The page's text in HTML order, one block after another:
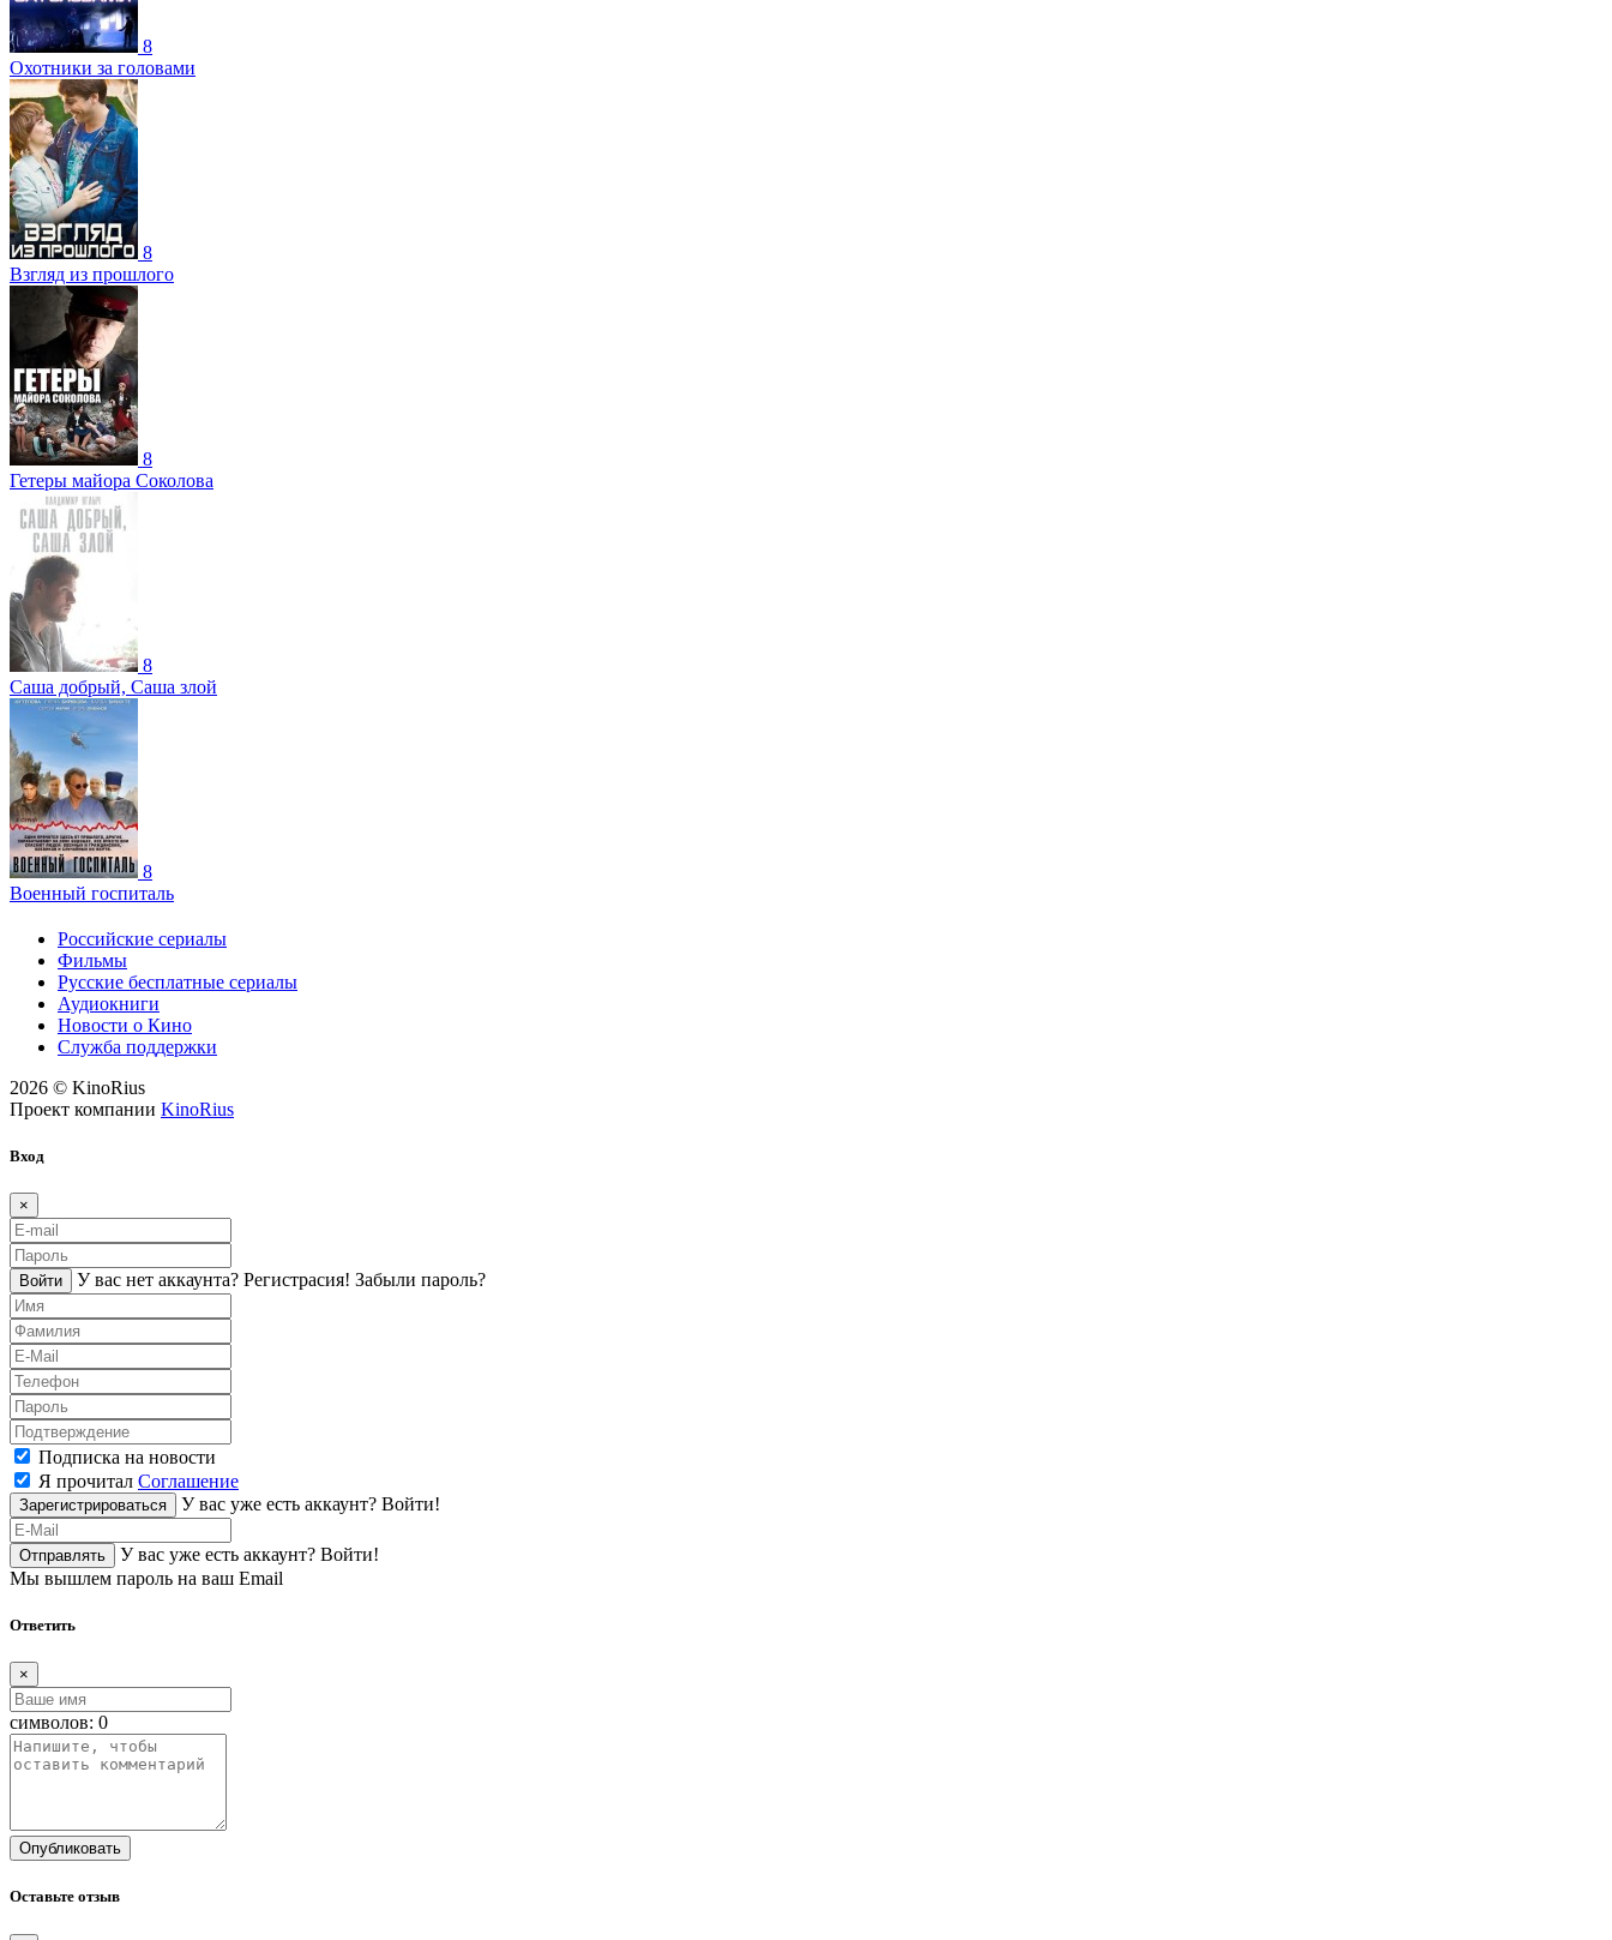
8
Охотники за головами
8
Взгляд из прошлого
8
Гетеры майора Соколова
8
Саша добрый, Саша злой
8
Военный госпиталь
Российские сериалы
Фильмы
Русские бесплатные сериалы
Аудиокниги
Новости о Кино
Служба поддержки
2026 © KinoRius
Проект компании KinoRius
Вход
×
Войти У вас нет аккаунта? Регистраcия! Забыли пароль?
Подписка на новости
Я прочитал Соглашение
Зарегистрироваться У вас уже есть аккаунт? Войти!
Отправлять У вас уже есть аккаунт? Войти!
Мы вышлем пароль на ваш Email
Ответить
×
символов: 0
Опубликовать
Оставьте отзыв